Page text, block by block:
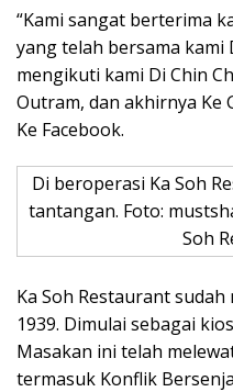
“Kami sangat berterima
yang telah bersama kami
mengikuti kami Di Chin
Outram, dan akhirnya Ke
Ke Facebook.
Di beroperasi Ka Soh
tantangan. Foto:
Soh
Ka Soh Restaurant
1939. Dimulai sebagai
Masakan ini telah
termasuk Konflik